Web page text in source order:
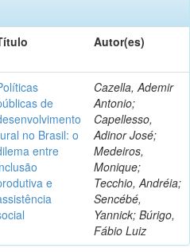
Autor(es)
de
no Brasil: o
entre
e
Cazella, Ademir
Antonio;
Capellesso,
Adinor José;
Medeiros,
Monique;
Tecchio, Andréia;
Sencébé,
Yannick; Búrigo,
Fábio Luiz